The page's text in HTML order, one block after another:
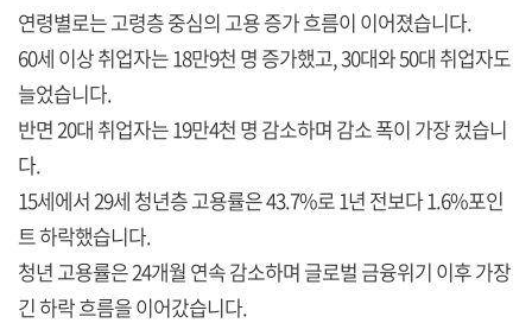
연령별로는 고령층 중심의 고용 증가 흐름이 이어졌습니다.
60세 이상 취업자는 18만9천 명 증가했고, 30대와 50대 취업자도
늘었습니다.
반면 20대 취업자는 19만4천 명 감소하며 감소 폭이 가장 컸습니
다.
15세에서 29세 청년층 고용률은 43.7%로 1년 전보다 1.6%포인
트 하락했습니다.
청년 고용률은 24개월 연속 감소하며 글로벌 금융위기 이후 가장
긴 하락 흐름을 이어갔습니다.